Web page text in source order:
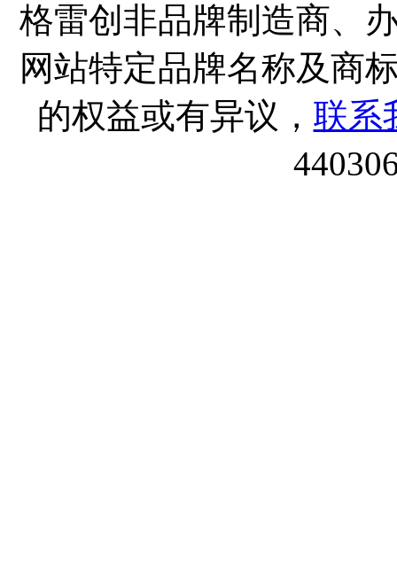
格雷创非品牌制造商、
网站特定品牌名称及商
的权益或有异议， 联系